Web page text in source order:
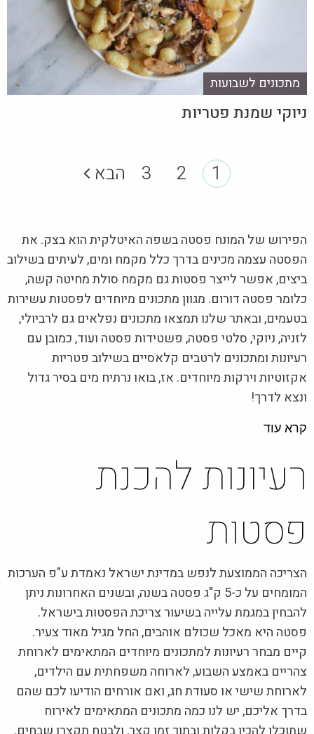
מתכונים לשבועות
ניוקי שמנת פטריות
1
2
3 הבא
הפירוש של המונח פסטה בשפה האיטלקית הוא בצק. את
הפסטה עצמה מכינים בדרך כלל מקמח ומים, לעיתים בשילוב
ביצים, אפשר לייצר פסטות גם מקמח סולת מחיטה קשה,
כלומר פסטה דורום. מגוון מתכונים מיוחדים לפסטות עשירות
בטעמים, ובאתר שלנו תמצאו מתכונים נפלאים גם לרביולי,
לזניה, ניוקי, סלטי פסטה, פשטידות פסטה ועוד, כמובן עם
רעיונות ומתכונים לרטבים קלאסיים בשילוב פטריות
אקזוטיות וירקות מיוחדים. אז, בואו נרתיח מים בסיר גדול
ונצא לדרך!
קרא עוד
רעיונות להכנת
פסטות
הצריכה הממוצעת לנפש במדינת ישראל נאמדת ע"פ הערכות
המומחים על כ-5 ק"ג פסטה בשנה, ובשנים האחרונות ניתן
להבחין במגמת עלייה בשיעור צריכת הפסטות בישראל.
פסטה היא מאכל שכולם אוהבים, החל מגיל מאוד צעיר.
קיים מבחר רעיונות למתכונים מיוחדים המתאימים לארוחת
צהריים באמצע השבוע, לארוחה משפחתית עם הילדים,
לארוחת שישי או סעודת חג, ואם אורחים הודיעו לכם שהם
בדרך אליכם, יש לנו כמה מתכונים המתאימים לאירוח